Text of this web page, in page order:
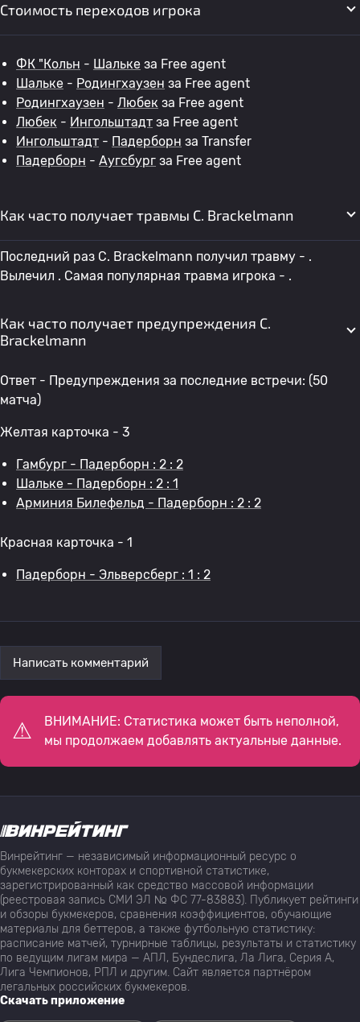
Стоимость переходов игрока
ФК "Кольн - Шальке за Free agent
Шальке - Родингхаузен за Free agent
Родингхаузен - Любек за Free agent
Любек - Ингольштадт за Free agent
Ингольштадт - Падерборн за Transfer
Падерборн - Аугсбург за Free agent
Как часто получает травмы C. Brackelmann
Последний раз C. Brackelmann получил травму - .
Вылечил . Самая популярная травма игрока - .
Как часто получает предупреждения C.
Brackelmann
Ответ - Предупреждения за последние встречи: (50
матча)
Желтая карточка - 3
Гамбург - Падерборн : 2 : 2
Шальке - Падерборн : 2 : 1
Арминия Билефельд - Падерборн : 2 : 2
Красная карточка - 1
Падерборн - Эльверсберг : 1 : 2
Написать комментарий
ВНИМАНИЕ: Статистика может быть неполной,
мы продолжаем добавлять актуальные данные.
Винрейтинг — независимый информационный ресурс о
букмекерских конторах и спортивной статистике,
зарегистрированный как средство массовой информации
(реестровая запись СМИ ЭЛ № ФС 77-83883). Публикует рейтинги
и обзоры букмекеров, сравнения коэффициентов, обучающие
материалы для беттеров, а также футбольную статистику:
расписание матчей, турнирные таблицы, результаты и статистику
по ведущим лигам мира — АПЛ, Бундеслига, Ла Лига, Серия А,
Лига Чемпионов, РПЛ и другим. Сайт является партнёром
легальных российских букмекеров.
Скачать приложение